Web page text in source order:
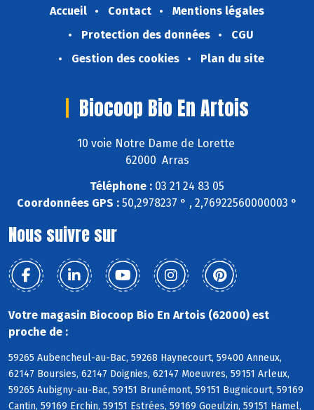
Accueil Contact
Mentions légales
Protection des données
CGU
Gestion des cookies
Plan du site
Biocoop Bio En Artois
10 voie Notre Dame de Lorette
62000 Arras
Téléphone : 03 21 24 83 05
Coordonnées GPS : 50,2978237 ° , 2,76922560000003 °
Nous suivre sur
Votre magasin Biocoop Bio En Artois (62000) est
proche de :
59265 Aubencheul-au-Bac, 59268 Haynecourt, 59400 Anneux,
62147 Boursies, 62147 Doignies, 62147 Moeuvres, 59151 Arleux,
59265 Aubigny-au-Bac, 59151 Brunémont, 59151 Bugnicourt, 59169
Cantin, 59169 Erchin, 59151 Estrées, 59169 Goeulzin, 59151 Hamel,